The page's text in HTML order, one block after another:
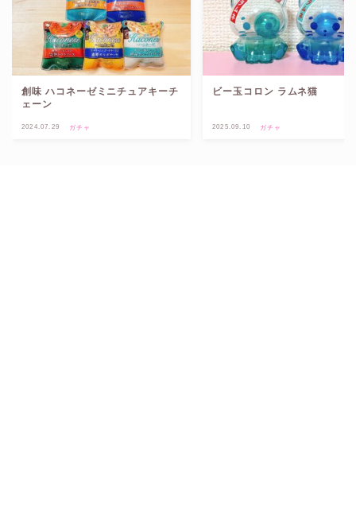
創味 ハコネーゼミニチュアキーチ
ェーン
2024.07.29 ガチャ
ビー玉コロン ラムネ猫
2025.09.10 ガチャ